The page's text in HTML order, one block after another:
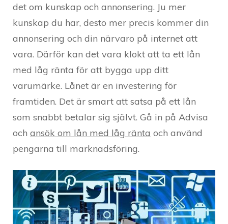
det om kunskap och annonsering. Ju mer
kunskap du har, desto mer precis kommer din
annonsering och din närvaro på internet att
vara. Därför kan det vara klokt att ta ett lån
med låg ränta för att bygga upp ditt
varumärke. Lånet är en investering för
framtiden. Det är smart att satsa på ett lån
som snabbt betalar sig självt. Gå in på Advisa
och ansök om lån med låg ränta och använd
pengarna till marknadsföring.